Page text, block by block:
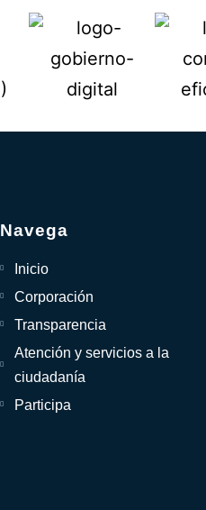
Navega
Inicio
Corporación
Transparencia
Atención y servicios a la
ciudadanía
Participa